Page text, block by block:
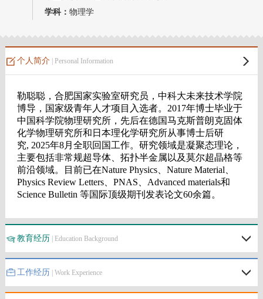
学科： 物理学
个人简介| Personal Information
教育经历 | Education Background
工作经历 | Work Experience